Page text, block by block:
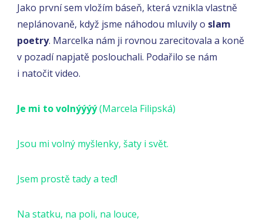
Jako první sem vložím báseň, která vznikla vlastně
neplánovaně, když jsme náhodou mluvily o slam
poetry. Marcelka nám ji rovnou zarecitovala a koně
v pozadí napjatě poslouchali. Podařilo se nám
i natočit video.
Je mi to volnýýýý(Marcela Filipská)
Jsou mi volný myšlenky, šaty i svět.
Jsem prostě tady a teď!
Na statku, na poli, na louce,